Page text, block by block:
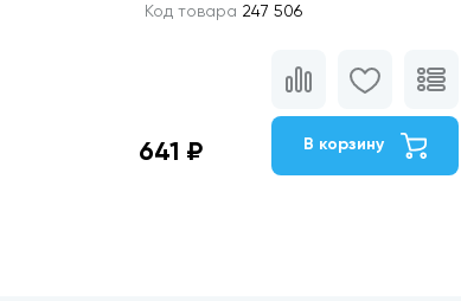
Код товара 247 506
641 ₽ В корзину